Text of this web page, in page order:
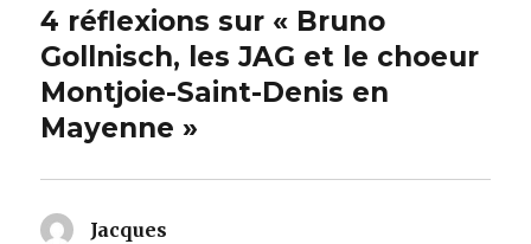
4 réflexions sur « Bruno
Gollnisch, les JAG et le choeur
Montjoie-Saint-Denis en
Mayenne »
Jacques